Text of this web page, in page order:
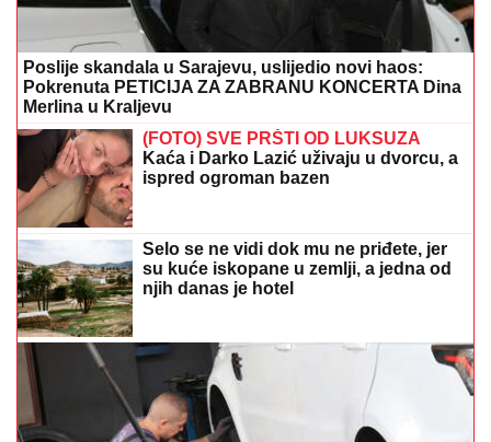
Poslije skandala u Sarajevu, uslijedio novi haos:
Pokrenuta PETICIJA ZA ZABRANU KONCERTA Dina
Merlina u Kraljevu
(FOTO) SVE PRŠTI OD LUKSUZA
Kaća i Darko Lazić uživaju u dvorcu, a
ispred ogroman bazen
Selo se ne vidi dok mu ne priđete, jer
njih danas je hotel